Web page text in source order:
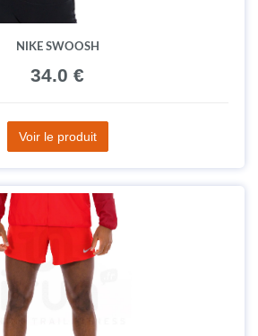
NIKE SWOOSH
34.0 €
Voir le produit